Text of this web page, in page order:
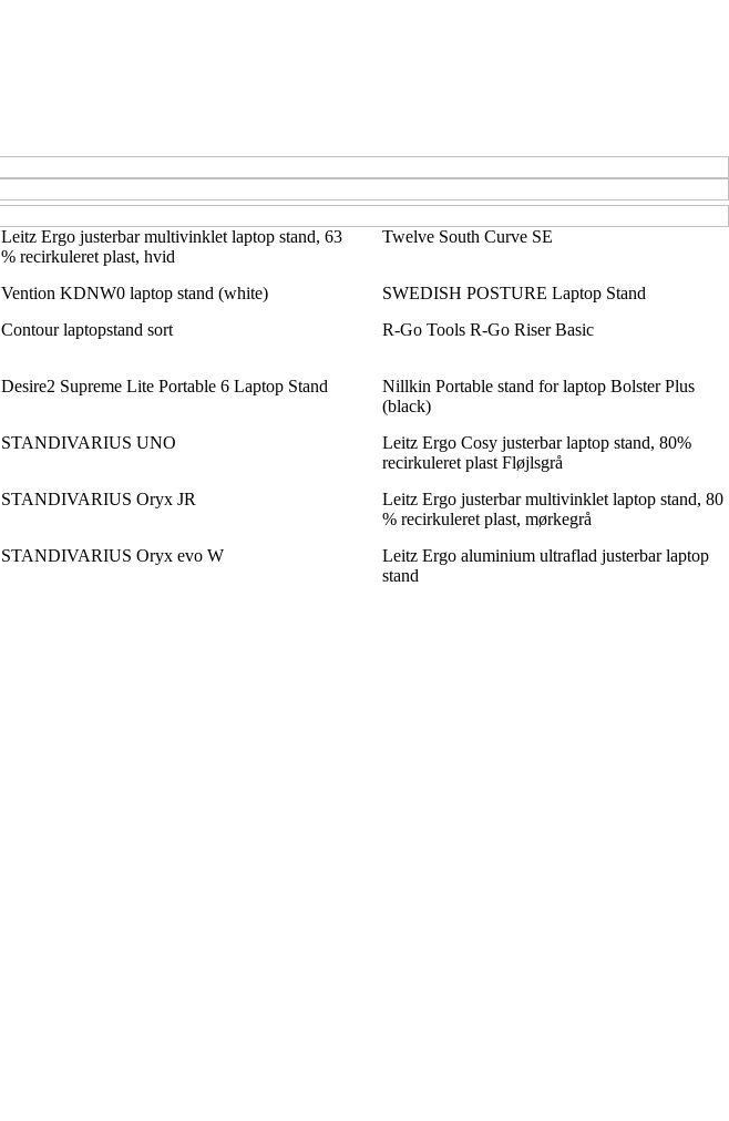
Leitz Ergo justerbar multivinklet laptop stand, 63
% recirkuleret plast, hvid
Twelve South Curve SE
Vention KDNW0 laptop stand (white)
SWEDISH POSTURE Laptop Stand
Contour laptopstand sort R-Go Tools R-Go Riser Basic
Desire2 Supreme Lite Portable 6 Laptop Stand
Nillkin Portable stand for laptop Bolster Plus
(black)
STANDIVARIUS UNO
Leitz Ergo Cosy justerbar laptop stand, 80%
recirkuleret plast Fløjlsgrå
STANDIVARIUS Oryx JR
Leitz Ergo justerbar multivinklet laptop stand, 80
% recirkuleret plast, mørkegrå
STANDIVARIUS Oryx evo W
Leitz Ergo aluminium ultraflad justerbar laptop
stand